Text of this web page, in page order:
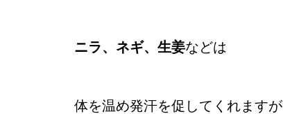
ニラ、ネギ、生姜などは
体を温め発汗を促してくれますが